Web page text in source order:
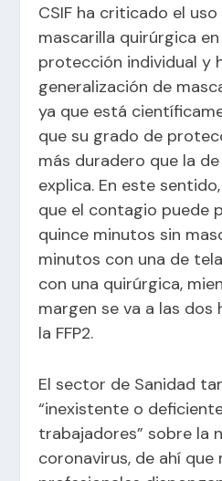
CSIF ha criticado el
mascarilla quirúrgica
protección individual y
generalización de
ya que está
que su grado de
más duradero que la
explica. En este
que el contagio puede
quince minutos sin
minutos con una de
con una quirúrgica,
margen se va a las dos
la FFP2.
El sector de Sanidad
“inexistente o
trabajadores” sobre la
coronavirus, de ahí que